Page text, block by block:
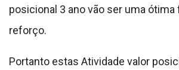
posicional 3 ano vão ser uma
reforço.
Portanto estas Atividade valor